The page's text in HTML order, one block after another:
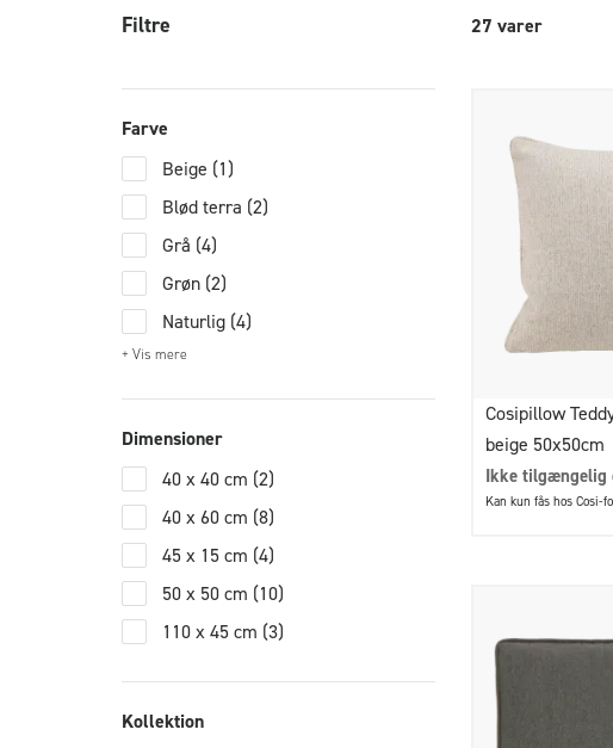
Filtre
Farve
Beige (1)
Blød terra (2)
Grå (4)
Grøn (2)
Naturlig (4)
+ Vis mere
Dimensioner
40 x 40 cm (2)
40 x 60 cm (8)
45 x 15 cm (4)
50 x 50 cm (10)
110 x 45 cm (3)
Kollektion
27 varer
Cosipillow
beige 50x50cm
Ikke tilgængelig
Kan kun fås hos Cosi-